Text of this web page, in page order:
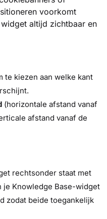
voorkomt
altijd zichtbaar en
te kiezen aan welke kant
(horizontale afstand vanaf
afstand vanaf de
rechtsonder staat met
je Knowledge Base-widget
zodat beide toegankelijk